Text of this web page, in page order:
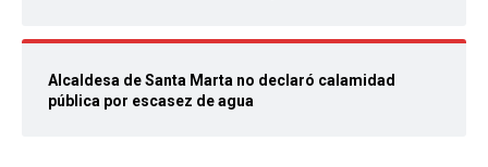
Alcaldesa de Santa Marta no declaró calamidad
pública por escasez de agua